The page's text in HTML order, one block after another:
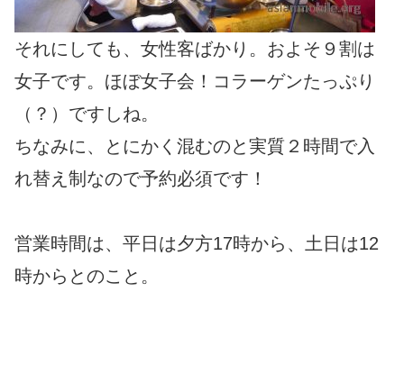
それにしても、女性客ばかり。およそ９割は
女子です。ほぼ女子会！コラーゲンたっぷり
（？）ですしね。
ちなみに、とにかく混むのと実質２時間で入
れ替え制なので予約必須です！
営業時間は、平日は夕方17時から、土日は12
時からとのこと。